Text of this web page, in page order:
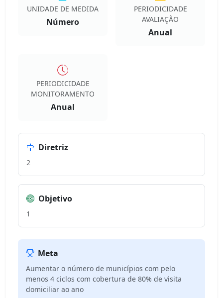
UNIDADE DE MEDIDA
Número
PERIODICIDADE
AVALIAÇÃO
Anual
PERIODICIDADE
MONITORAMENTO
Anual
Diretriz
2
Objetivo
1
Meta
Aumentar o número de municípios com pelo
menos 4 ciclos com cobertura de 80% de visita
domiciliar ao ano